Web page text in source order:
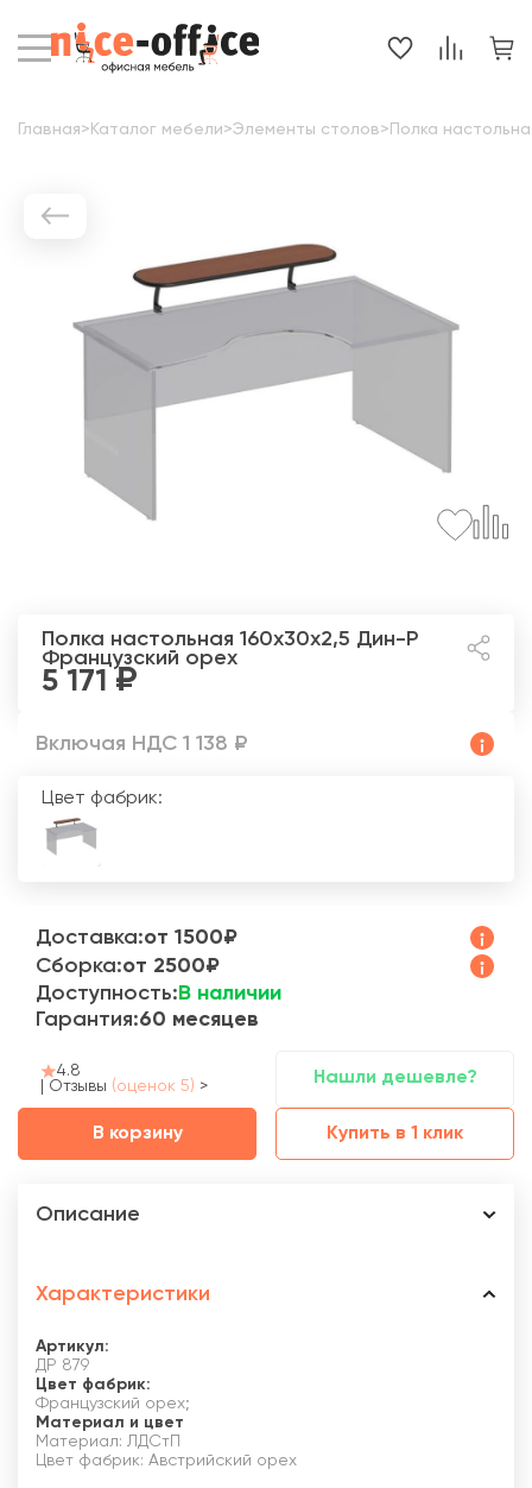
Главная> Каталог мебели>Элементы столов> Полка
Полка настольная 160x30x2,5 Дин-Р
Французский орех
5 171
Включая НДС 1 138 ₽
Цвет фабрик:
Доставка:от 1500₽
Сборка:от 2500₽
Доступность: В наличии
Гарантия:60 месяцев
4.8
Отзывы (оценок 5) > Нашли дешевле?
В корзину Купить в 1 клик
Описание
Характеристики
Артикул:
ДР 879
Цвет фабрик:
Французский орех;
Материал и цвет
Материал: ЛДСтП
Цвет фабрик: Австрийский орех